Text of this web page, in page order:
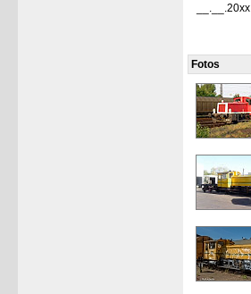
__.__.20xx
Fotos